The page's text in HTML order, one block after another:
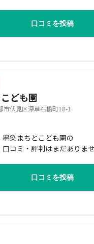
口コミを投稿
ども園
市伏見区深草石橋町18-1
墨染まちとこども園の
口コミ・評判はまだありま
口コミを投稿